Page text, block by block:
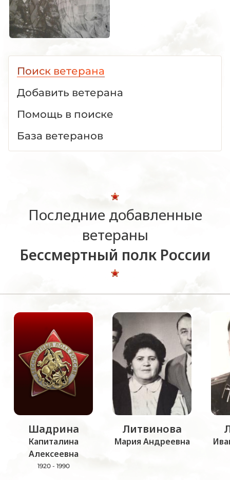
Поиск ветерана
Добавить ветерана
Помощь в поиске
База ветеранов
Последние добавленные
ветераны
Бессмертный полк России
Шадрина
Капиталина
Алексеевна
1920 - 1990
Литвинова
Мария Андреевна